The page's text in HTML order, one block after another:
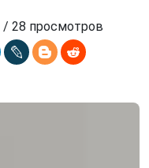
/ 28 просмотров